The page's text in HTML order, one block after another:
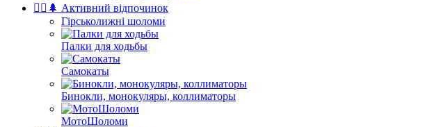
🚵‍♂️🌲 Активний відпочинок
Гірськолижні шоломи
Палки для ходьбы
Самокаты
Бинокли, монокуляры, коллиматоры
МотоШоломи